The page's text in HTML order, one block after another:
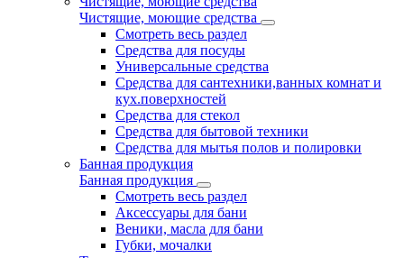
Чистящие, моющие средства
Смотреть весь раздел
Средства для посуды
Универсальные средства
Средства для сантехники,ванных комнат и
кух.поверхностей
Средства для стекол
Средства для бытовой техники
Средства для мытья полов и полировки
Банная продукция
Банная продукция
Смотреть весь раздел
Аксессуары для бани
Веники, масла для бани
Губки, мочалки